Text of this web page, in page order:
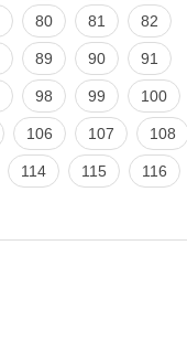
80 81 82
89 90 91
98 99 100
106 107 108
114 115 116